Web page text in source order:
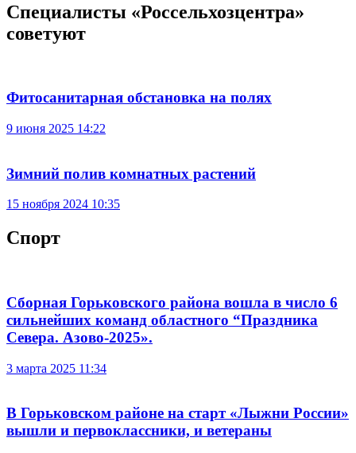
Специалисты «Россельхозцентра»
советуют
Фитосанитарная обстановка на полях
9 июня 2025 14:22
Зимний полив комнатных растений
15 ноября 2024 10:35
Спорт
Сборная Горьковского района вошла в число 6
сильнейших команд областного “Праздника
Севера. Азово-2025».
3 марта 2025 11:34
В Горьковском районе на старт «Лыжни России»
вышли и первоклассники, и ветераны